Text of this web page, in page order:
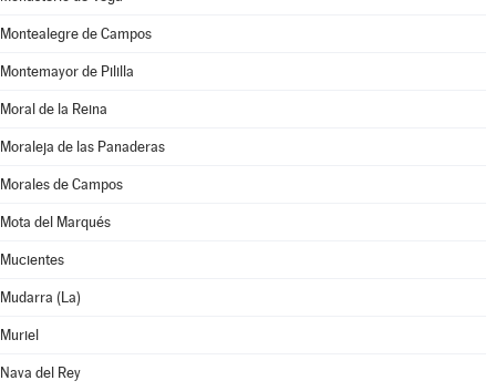
Montealegre de Campos
Montemayor de Pililla
Moral de la Reina
Moraleja de las Panaderas
Morales de Campos
Mota del Marqués
Mucientes
Mudarra (La)
Muriel
Nava del Rey